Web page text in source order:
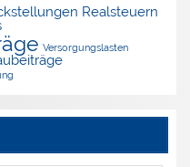
Realsteuern
Versorgungslasten